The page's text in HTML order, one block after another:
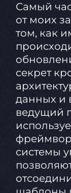
Самый
от моих
том, как
секрет
данных и
ведущий
системы